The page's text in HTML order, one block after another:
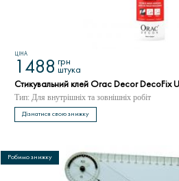
ЦІНА
1488 грн
штука
Стикувальний клей Orac Decor DecoFix
Тип: Для внутрішніх та зовнішніх робіт
Дізнатися свою знижку
Робимо знижку